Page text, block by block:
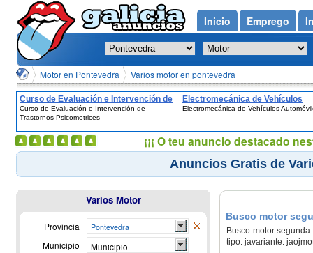
Motor en Pontevedra Varios motor en pontevedra
Curso de Evaluación e Intervención de
Trastornos Psicomotrices
Curso de Evaluación e Intervención de
Trastornos Psicomotrices
Electromecánica de Vehículos
Automóviles
Electromecánica de Vehículos
Anuncios Gratis de
Busco motor
Busco motor
tipo: javariante:
Varios Motor
Provincia Pontevedra
Municipio Municipio
Inicio Emprego
¡¡¡ O teu anuncio destacado